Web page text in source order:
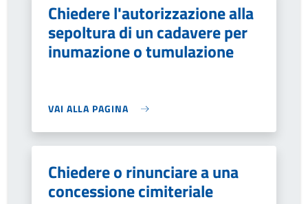
Chiedere l'autorizzazione alla
sepoltura di un cadavere per
inumazione o tumulazione
VAI ALLA PAGINA
Chiedere o rinunciare a una
concessione cimiteriale